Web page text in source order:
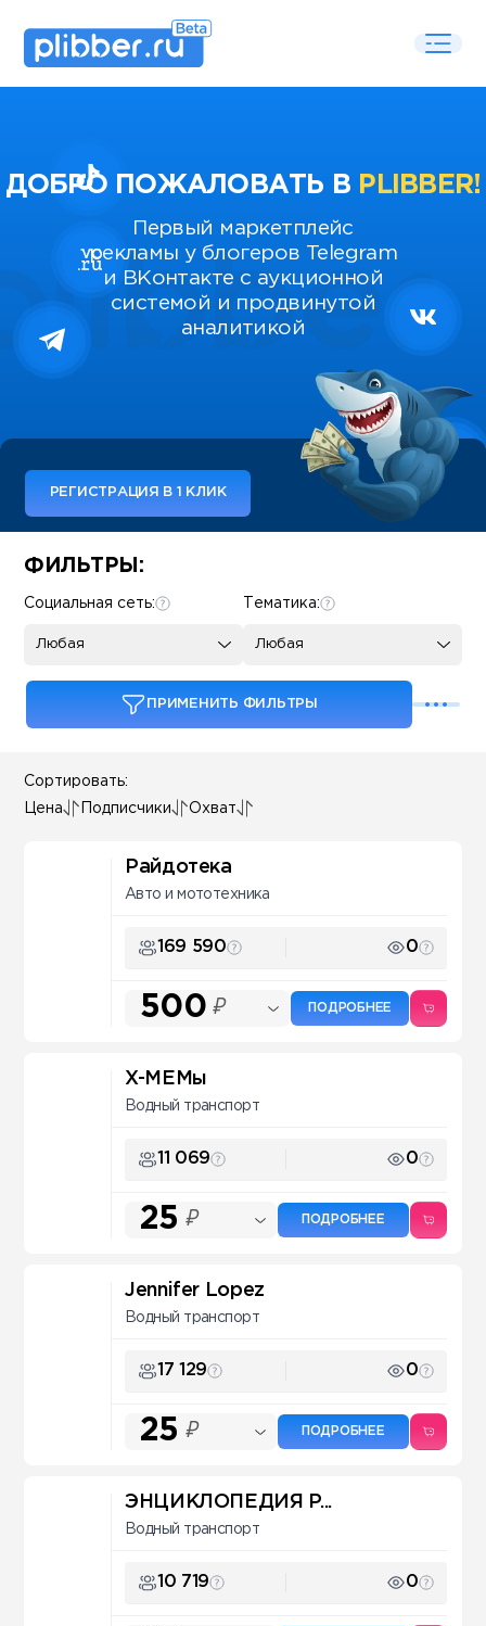
ДОБРО ПОЖАЛОВАТЬ В PLIBBER!
Первый маркетплейс
рекламы у блогеров Telegram
и ВКонтакте с аукционной
системой и продвинутой
аналитикой
РЕГИСТРАЦИЯ В 1 КЛИК
Some SEO Title
ФИЛЬТРЫ:
Тематика:
Любая
Социальная сеть:
Любая
ПРИМЕНИТЬ ФИЛЬТРЫ
Сортировать:
Цена Подписчики Охват
Райдотека
Авто и мототехника
169 590 0
500 ₽ ПОДРОБНЕЕ
X-МЕМы
Водный транспорт
11 069 0
25 ₽ ПОДРОБНЕЕ
Jennifer Lopez
Водный транспорт
17 129 0
25 ₽ ПОДРОБНЕЕ
ЭНЦИКЛОПЕДИЯ P...
Водный транспорт
10 719 0